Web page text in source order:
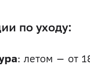
по уходу:
: летом — от